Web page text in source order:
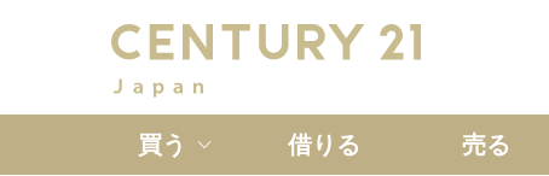
買う 借りる 売る